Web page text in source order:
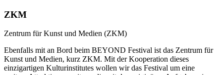
ZKM
Zentrum für Kunst und Medien (ZKM)
Ebenfalls mit an Bord beim BEYOND Festival ist das Zentrum für
Kunst und Medien, kurz ZKM. Mit der Kooperation dieses
einzigartigen Kulturinstitutes wollen wir das Festival um eine